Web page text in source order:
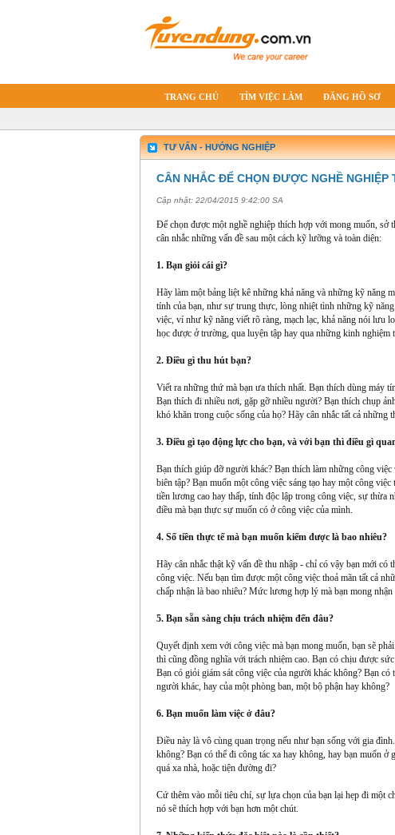
TRANG CHỦ TÌM VIỆC LÀM ĐĂNG HỒ SƠ
TƯ VẤN - HƯỚNG NGHIỆP
CÂN NHẮC ĐỂ CHỌN ĐƯỢC NGHỀ NGHIỆP
Cập nhật: 22/04/2015 9:42:00 SA
Để chọn được một nghề nghiệp thích hợp với mong muốn, sở
cân nhắc những vấn đề sau một cách kỹ lưỡng và toàn diện:
1. Bạn giỏi cái gì?
Hãy làm một bảng liệt kê những khả năng và những kỹ năng
tính của bạn, như sự trung thực, lòng nhiệt tình những kỹ
việc, ví như kỹ năng viết rõ ràng, mạch lạc, khả năng nói lưu
học được ở trường, qua luyện tập hay qua những kinh nghiệm
2. Điều gì thu hút bạn?
Viết ra những thứ mà bạn ưa thích nhất. Bạn thích dùng máy
Bạn thích đi nhiều nơi, gặp gỡ nhiều người? Bạn thích chụp
khó khăn trong cuộc sống của họ? Hãy cân nhắc tất cả những
3. Điều gì tạo động lực cho bạn, và với bạn thì điều gì
Bạn thích giúp đỡ người khác? Bạn thích làm những công
biên tập? Bạn muốn một công việc sáng tạo hay một công
tiền lương cao hay thấp, tính độc lập trong công việc, sự thừa
điều mà bạn thực sự muốn có ở công việc của mình.
4. Số tiền thực tế mà bạn muốn kiếm được là bao nhiêu?
Hãy cân nhắc thật kỹ vấn đề thu nhập - chỉ có vậy bạn mới
công việc. Nếu bạn tìm được một công việc thoả mãn tất cả
chấp nhận là bao nhiêu? Mức lương hợp lý mà bạn mong
5. Bạn sẵn sàng chịu trách nhiệm đến đâu?
Quyết định xem với công việc mà bạn mong muốn, bạn sẽ
thì cũng đồng nghĩa với trách nhiệm cao. Bạn có chịu được
Bạn có giỏi giám sát công việc của người khác không? Bạn
người khác, hay của một phòng ban, một bộ phận hay không?
6. Bạn muốn làm việc ở đâu?
Điều này là vô cùng quan trọng nếu như bạn sống với gia
không? Bạn có thể đi công tác xa hay không, hay bạn muốn
quá xa nhà, hoặc tiện đường đi?
Cứ thêm vào mỗi tiêu chí, sự lựa chọn của bạn lại hẹp đi một
nó sẽ thích hợp với bạn hơn một chút.